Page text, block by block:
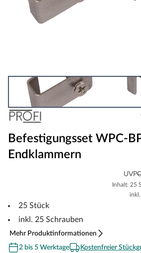
Befestigungsset WPC-
Endklammern
UVP
Inhalt: 25
25 Stück
inkl. 25 Schrauben
Mehr Produktinformationen
2 bis 5 Werktage
Kostenfreier